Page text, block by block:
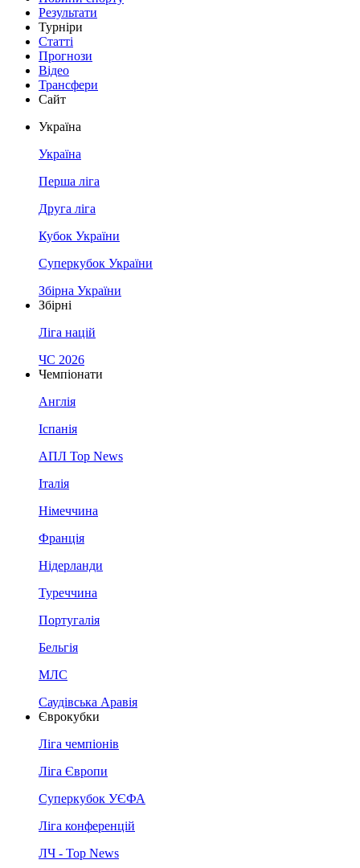
Результати
Турніри
Статті
Прогнози
Відео
Трансфери
Сайт
Україна
Україна
Перша ліга
Друга ліга
Кубок України
Суперкубок України
Збірна України
Збірні
Ліга націй
ЧС 2026
Чемпіонати
Англія
Іспанія
АПЛ Top News
Італія
Німеччина
Франція
Нідерланди
Туреччина
Португалія
Бельгія
МЛС
Саудівська Аравія
Єврокубки
Ліга чемпіонів
Ліга Європи
Суперкубок УЄФА
Ліга конференцій
ЛЧ - Top News